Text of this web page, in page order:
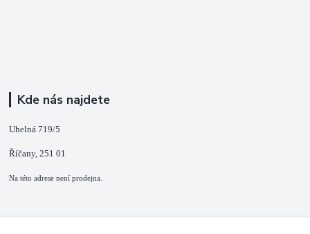
Kde nás najdete
Uhelná 719/5
Říčany, 251 01
Na této adrese není prodejna.